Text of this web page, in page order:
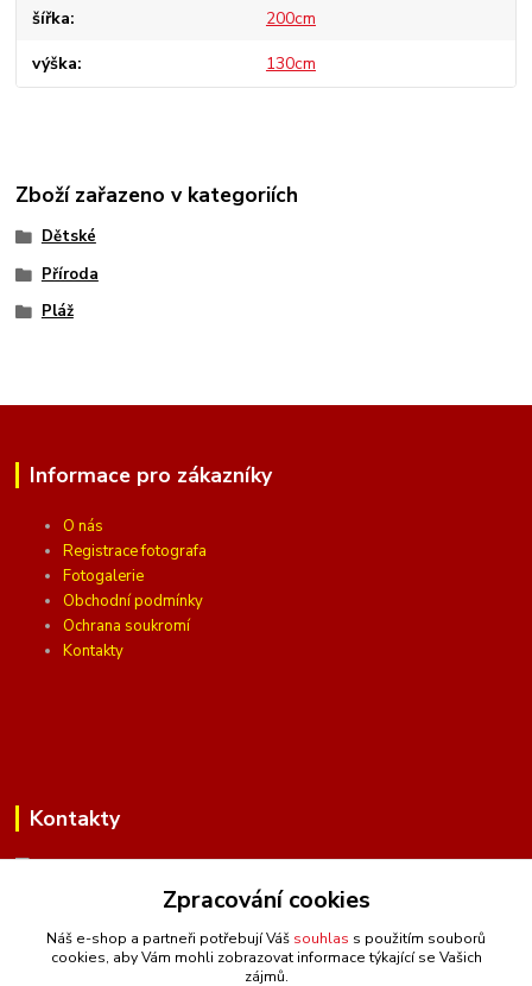
šířka 200cm
výška 130cm
Zboží zařazeno v kategoriích
Dětské
Příroda
Pláž
Informace pro zákazníky
O nás
Registrace fotografa
Fotogalerie
Obchodní podmínky
Ochrana soukromí
Kontakty
Kontakty
(Po-Pá, 10 - 16 hod.)
info@ceskafotopozadi.cz
Zpracování cookies
Náš e-shop a partneři potřebují Váš souhlas s použitím souborů
cookies, aby Vám mohli zobrazovat informace týkající se Vašich
zájmů.